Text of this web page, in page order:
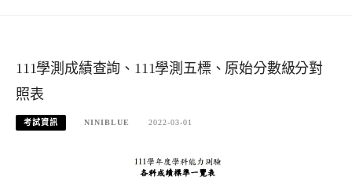
111學測成績查詢、111學測五標、原始分數級分對
照表
考試資訊 NINIBLUE 2022-03-01